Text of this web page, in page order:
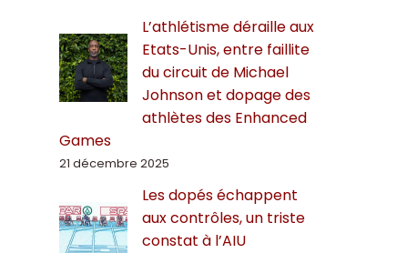
L’athlétisme déraille aux
Etats-Unis, entre faillite
du circuit de Michael
Johnson et dopage des
athlètes des Enhanced
Games
21 décembre 2025
Les dopés échappent
aux contrôles, un triste
constat à l’AIU